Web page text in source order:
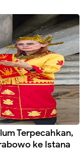
Terpecahkan,
ke Istana